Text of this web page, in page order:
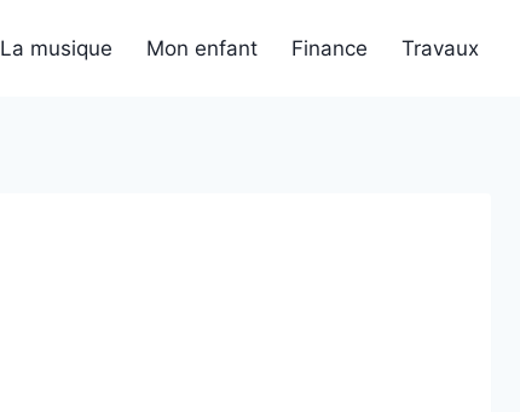
La musique Mon enfant Finance Travaux